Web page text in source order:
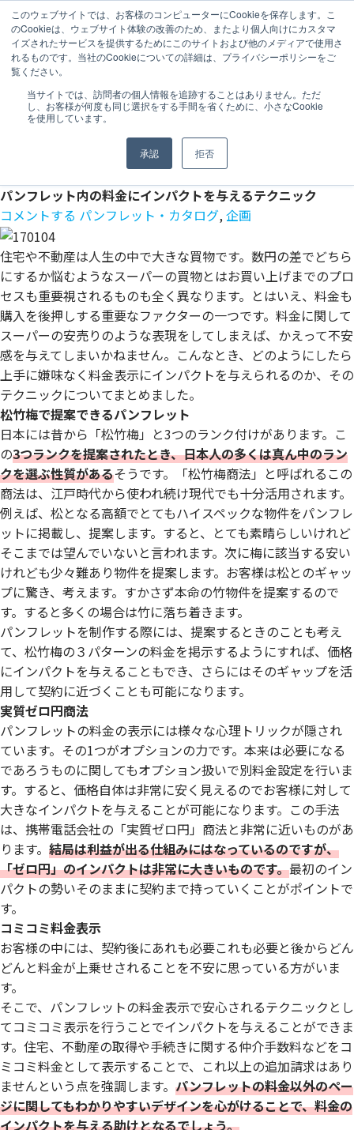
このウェブサイトでは、お客様のコンピューターにCookieを保存します。こ
のCookieは、ウェブサイト体験の改善のため、またより個人向けにカスタマ
イズされたサービスを提供するためにこのサイトおよび他のメディアで使用さ
れるものです。当社のCookieについての詳細は、プライバシーポリシーをご
覧ください。
当サイトでは、訪問者の個人情報を追跡することはありません。ただ
し、お客様が何度も同じ選択をする手間を省くために、小さなCookie
を使用しています。
承認 拒否
MENU
ウララツールナビ>ウララクリエイティブコラム>制作物別
パンフレット・カタログ
トを与えるテクニック
URALA
ウララコミュニケーションズがお届けする
デザインツール制作に役立つコラム集です。
パンフレット内の料金にインパクトを与えるテクニック
コメントする パンフレット・カタログ,企画
住宅や不動産は人生の中で大きな買物です。数円の差でどちら
にするか悩むようなスーパーの買物とはお買い上げまでのプロ
セスも重要視されるものも全く異なります。とはいえ、料金も
購入を後押しする重要なファクターの一つです。料金に関して
スーパーの安売りのような表現をしてしまえば、かえって不安
感を与えてしまいかねません。こんなとき、どのようにしたら
上手に嫌味なく料金表示にインパクトを与えられるのか、その
テクニックについてまとめました。
松竹梅で提案できるパンフレット
日本には昔から「松竹梅」と3つのランク付けがあります。こ
の3つランクを提案されたとき、日本人の多くは真ん中のラン
クを選ぶ性質があるそうです。「松竹梅商法」と呼ばれるこの
商法は、江戸時代から使われ続け現代でも十分活用されます。
例えば、松となる高額でとてもハイスペックな物件をパンフレ
ットに掲載し、提案します。すると、とても素晴らしいけれど
そこまでは望んでいないと言われます。次に梅に該当する安い
けれども少々難あり物件を提案します。お客様は松とのギャッ
プに驚き、考えます。すかさず本命の竹物件を提案するので
す。すると多くの場合は竹に落ち着きます。
パンフレットを制作する際には、提案するときのことも考え
て、松竹梅の３パターンの料金を掲示するようにすれば、価格
にインパクトを与えることもでき、さらにはそのギャップを活
用して契約に近づくことも可能になります。
実質ゼロ円商法
パンフレットの料金の表示には様々な心理トリックが隠され
ています。その1つがオプションの力です。本来は必要になる
であろうものに関してもオプション扱いで別料金設定を行いま
す。すると、価格自体は非常に安く見えるのでお客様に対して
大きなインパクトを与えることが可能になります。この手法
は、携帯電話会社の「実質ゼロ円」商法と非常に近いものがあ
ります。 結局は利益が出る仕組みにはなっているのですが、
「ゼロ円」のインパクトは非常に大きいものです。最初のイン
パクトの勢いそのままに契約まで持っていくことがポイントで
す。
コミコミ料金表示
お客様の中には、契約後にあれも必要これも必要と後からどん
どんと料金が上乗せされることを不安に思っている方がいま
す。
そこで、パンフレットの料金表示で安心されるテクニックとし
てコミコミ表示を行うことでインパクトを与えることができま
す。住宅、不動産の取得や手続きに関する仲介手数料などをコ
ミコミ料金として表示することで、これ以上の追加請求はあり
ませんという点を強調します。 パンフレットの料金以外のペー
ジに関してもわかりやすいデザインを心がけることで、料金の
インパクトを与える助けとなるでしょう。